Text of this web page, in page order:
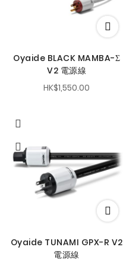
Oyaide BLACK MAMBA-Σ
V2 電源線
HK$1,550.00
Oyaide TUNAMI GPX-R V2
電源線